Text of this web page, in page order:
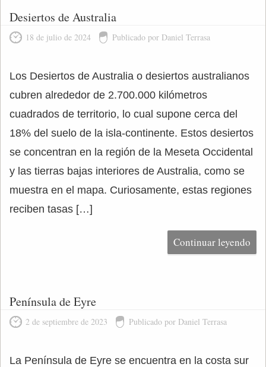
Desiertos de Australia
18 de julio de 2024 Publicado por Daniel Terrasa
Los Desiertos de Australia o desiertos australianos
cubren alrededor de 2.700.000 kilómetros
cuadrados de territorio, lo cual supone cerca del
18% del suelo de la isla-continente. Estos desiertos
se concentran en la región de la Meseta Occidental
y las tierras bajas interiores de Australia, como se
muestra en el mapa. Curiosamente, estas regiones
reciben tasas […]
Continuar leyendo
Península de Eyre
2 de septiembre de 2023 Publicado por Daniel Terrasa
La Península de Eyre se encuentra en la costa sur